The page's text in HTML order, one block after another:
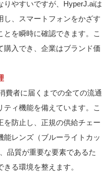
りやすいですが、HyperJ.aiは
し、スマートフォンをかざす
を瞬時に確認できます。こ
購入でき、企業はブランド価
費者に届くまでの全ての流通
ィ機能を備えています。こ
を防止し、正規の供給チェー
能レンズ（ブルーライトカッ
品質が重要な要素であるた
る環境を整えます。